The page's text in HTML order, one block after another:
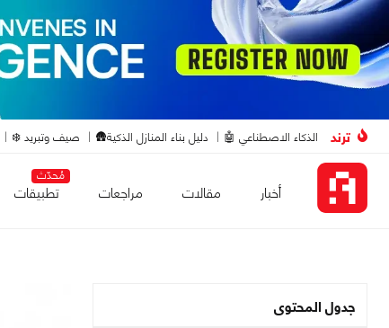
ترند الذكاء الاصطناعي 🤖 دليل بناء المنازل الذكية🛖 صيف وتبريد ❄️
أخبار مقالات مراجعات
مُحدّث
تطبيقات
جدول المحتوى